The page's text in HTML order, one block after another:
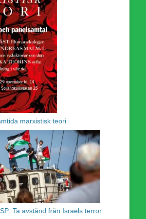
marxistisk teori
Ta avstånd från Israels terror